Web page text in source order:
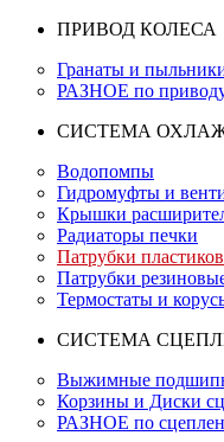
ПРИВОД КОЛЕСА
Гранаты и
РАЗНОЕ по
СИСТЕМА
Водопомпы
Гидромуфты и
Крышки
Радиаторы печки
Патрубки
Патрубки
Термостаты и
СИСТЕМА
Выжимные
Корзины и Диски
РАЗНОЕ по